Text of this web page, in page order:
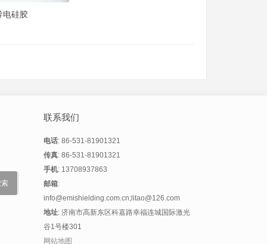
电硅胶
联系我们
电话: 86-531-81901321
传真: 86-531-81901321
手机: 13708937863
邮箱:
info@emishielding.com.cn;litao@126.com
地址: 济南市高新东区科嘉路幸福连城国际激光
谷1号楼301
网站地图